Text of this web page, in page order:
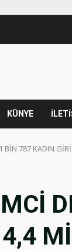
KÜNYE
787 KADIN